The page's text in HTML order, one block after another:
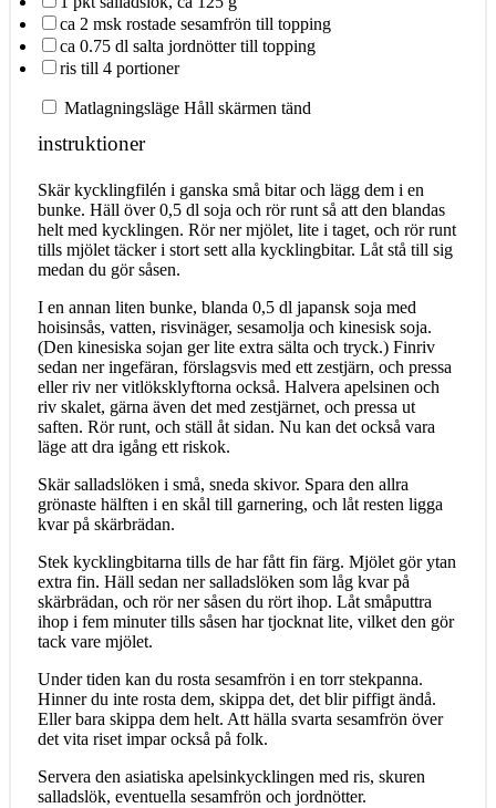
ca2 msk rostade sesamfrön till topping
ca0.75 dl salta jordnötter till topping
ris till4 portioner
Matlagningsläge Håll skärmen tänd
instruktioner
Skär kycklingfilén i ganska små bitar och lägg dem i en
bunke. Häll över 0,5 dl soja och rör runt så att den blandas
helt med kycklingen. Rör ner mjölet, lite i taget, och rör runt
tills mjölet täcker i stort sett alla kycklingbitar. Låt stå till sig
medan du gör såsen.
I en annan liten bunke, blanda 0,5 dl japansk soja med
hoisinsås, vatten, risvinäger, sesamolja och kinesisk soja.
(Den kinesiska sojan ger lite extra sälta och tryck.) Finriv
sedan ner ingefäran, förslagsvis med ett zestjärn, och pressa
eller riv ner vitlöksklyftorna också. Halvera apelsinen och
riv skalet, gärna även det med zestjärnet, och pressa ut
saften. Rör runt, och ställ åt sidan. Nu kan det också vara
läge att dra igång ett riskok.
Skär salladslöken i små, sneda skivor. Spara den allra
grönaste hälften i en skål till garnering, och låt resten ligga
kvar på skärbrädan.
Stek kycklingbitarna tills de har fått fin färg. Mjölet gör ytan
extra fin. Häll sedan ner salladslöken som låg kvar på
skärbrädan, och rör ner såsen du rört ihop. Låt småputtra
ihop i fem minuter tills såsen har tjocknat lite, vilket den gör
tack vare mjölet.
Under tiden kan du rosta sesamfrön i en torr stekpanna.
Hinner du inte rosta dem, skippa det, det blir piffigt ändå.
Eller bara skippa dem helt. Att hälla svarta sesamfrön över
det vita riset impar också på folk.
Servera den asiatiska apelsinkycklingen med ris, skuren
salladslök, eventuella sesamfrön och jordnötter.